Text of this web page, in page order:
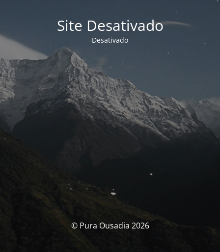
Site Desativado
Desativado
© Pura Ousadia 2026